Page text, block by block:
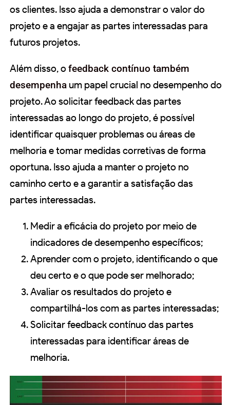
os clientes. Isso ajuda a demonstrar o valor do
projeto e a engajar as partes interessadas para
futuros projetos.
Além disso, o feedback contínuo também
desempenha um papel crucial no desempenho do
projeto. Ao solicitar feedback das partes
interessadas ao longo do projeto, é possível
identificar quaisquer problemas ou áreas de
melhoria e tomar medidas corretivas de forma
oportuna. Isso ajuda a manter o projeto no
caminho certo e a garantir a satisfação das
partes interessadas.
Medir a eficácia do projeto por meio de
indicadores de desempenho específicos;
Aprender com o projeto, identificando o que
deu certo e o que pode ser melhorado;
Avaliar os resultados do projeto e
compartilhá-los com as partes interessadas;
Solicitar feedback contínuo das partes
interessadas para identificar áreas de
melhoria.